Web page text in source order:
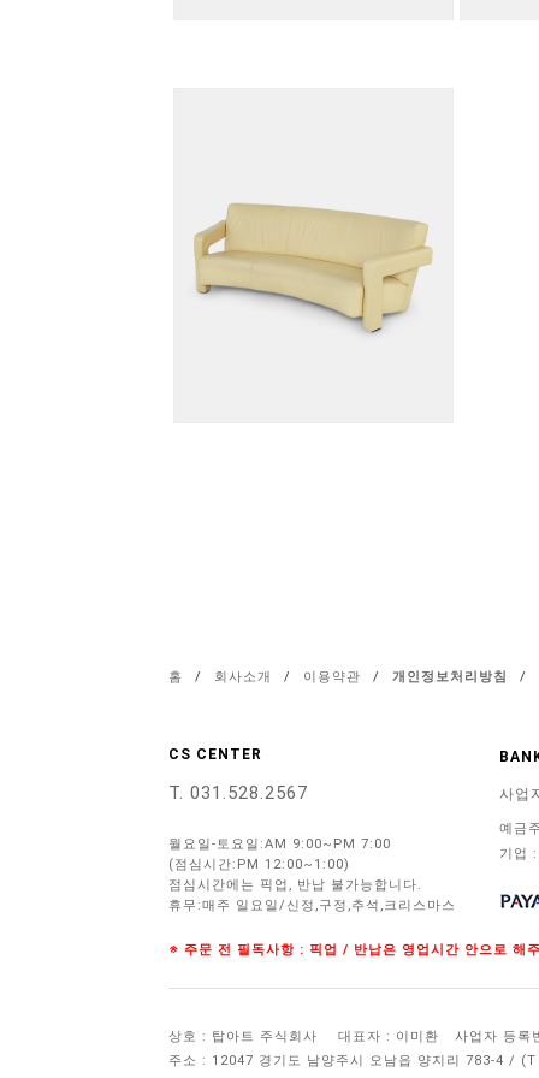
홈 / 회사소개 / 이용약관 / 개인정보처리방침 /
CS CENTER
T. 031.528.2567
월요일-토요일:AM 9:00~PM 7:00
(점심시간:PM 12:00~1:00)
점심시간에는 픽업, 반납 불가능합니다.
휴무:매주 일요일/신정,구정,추석,크리스마스
사업
예금
기업
※ 주문 전 필독사항 : 픽업 / 반납은 영업시간 안으로 해
상호 : 탑아트 주식회사 대표자 : 이미환
사업자 등록
주소 : 12047 경기도 남양주시 오남읍 양지리 783-4 /